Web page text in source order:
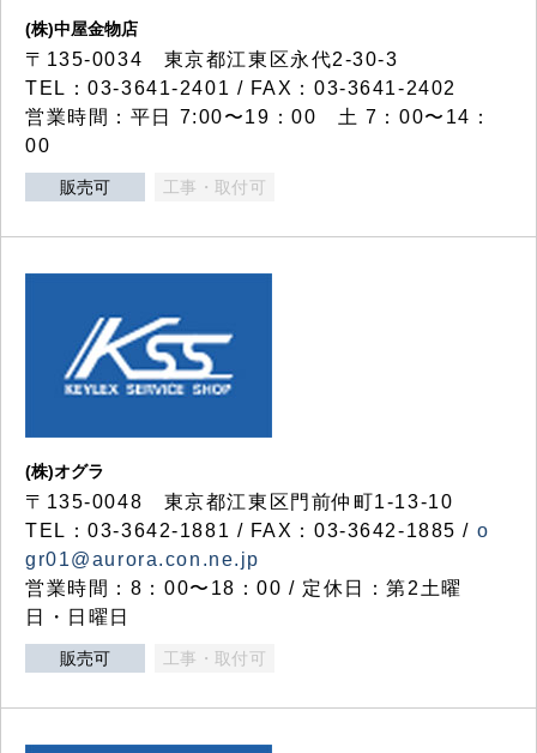
(株)中屋金物店
〒135-0034 東京都江東区永代2-30-3
TEL：03-3641-2401 / FAX：03-3641-2402
営業時間：平日 7:00〜19：00 土 7：00〜14：
00
販売可 工事・取付可
(株)オグラ
〒135-0048 東京都江東区門前仲町1-13-10
TEL：03-3642-1881 / FAX：03-3642-1885 / o
gr01@aurora.con.ne.jp
営業時間：8：00〜18：00 / 定休日：第2土曜
日・日曜日
販売可 工事・取付可